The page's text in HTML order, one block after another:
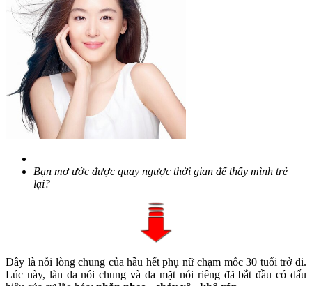
Bạn mơ ước được quay ngược thời gian để thấy mình trẻ
lại?
Đây là nỗi lòng chung của hầu hết phụ nữ chạm mốc 30 tuổi trở đi.
Lúc này, làn da nói chung và da mặt nói riêng đã bắt đầu có dấu